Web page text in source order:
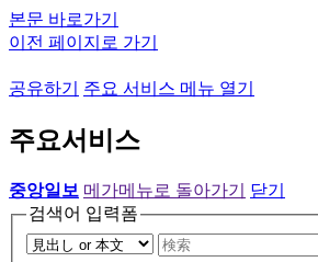
본문 바로가기
이전 페이지로 가기
공유하기 주요 서비스 메뉴 열기
주요서비스
중앙일보 메가메뉴로 돌아가기
닫기
검색어 입력폼